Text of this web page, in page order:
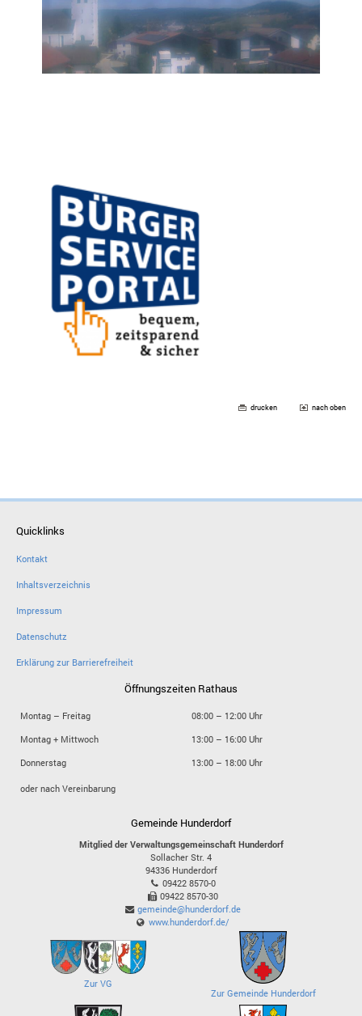
drucken nach oben
Quicklinks
Kontakt
Inhaltsverzeichnis
Impressum
Datenschutz
Erklärung zur Barrierefreiheit
Öffnungszeiten Rathaus
Montag – Freitag
08:00 – 12:00 Uhr
Montag + Mittwoch
13:00 – 16:00 Uhr
Donnerstag
13:00 – 18:00 Uhr
oder nach Vereinbarung
Gemeinde Hunderdorf
Mitglied der Verwaltungsgemeinschaft Hunderdorf
Sollacher Str. 4
94336 Hunderdorf
09422 8570-0
09422 8570-30
gemeinde@hunderdorf.de
www.hunderdorf.de/
Zur VG
Zur Gemeinde Hunderdorf